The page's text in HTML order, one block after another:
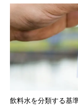
飲料水を分類する基